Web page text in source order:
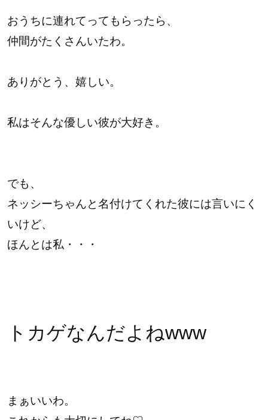
おうちに連れてってもらったら、
仲間がたくさんいたわ。
ありがとう、嬉しい。
私はそんな優しい彼が大好き。
でも、
ネッシーちゃんと名付けてくれた彼には言いにく
いけど、
ほんとは私・・・
トカゲなんだよねwww
まぁいいわ。